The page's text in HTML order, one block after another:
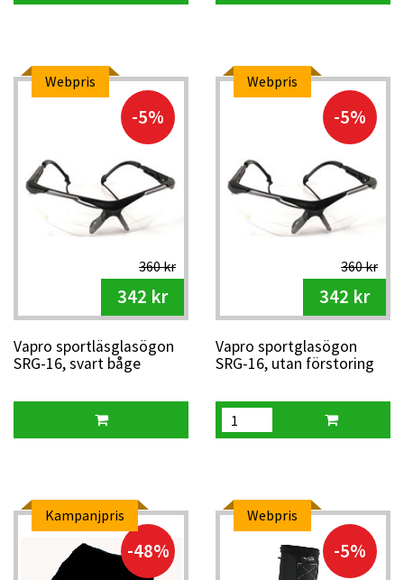
Webpris
-5%
360 kr
342 kr
Vapro sportläsglasögon
SRG-16, svart båge
Webpris
-5%
360 kr
342 kr
Vapro sportglasögon
SRG-16, utan förstoring
Kampanjpris
-48%
Webpris
-5%